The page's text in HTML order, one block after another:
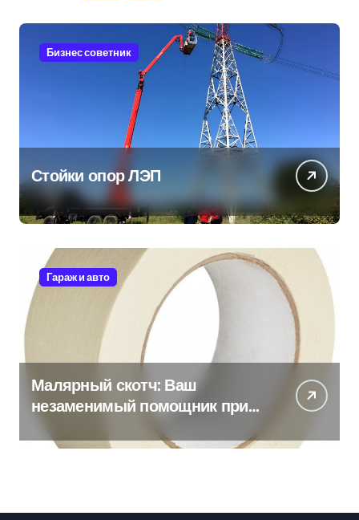
Бизнес советник
Стойки опор ЛЭП
Гараж и авто
Малярный скотч: Ваш
незаменимый помощник при